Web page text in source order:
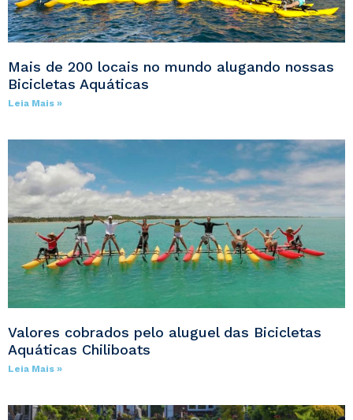
Mais de 200 locais no mundo alugando nossas
Bicicletas Aquáticas
Leia Mais »
Valores cobrados pelo aluguel das Bicicletas
Aquáticas Chiliboats
Leia Mais »